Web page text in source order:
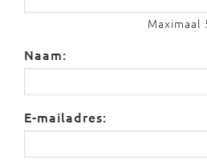
Maximaal
Naam:
E-mailadres: